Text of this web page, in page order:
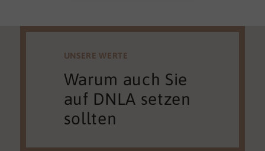
UNSERE WERTE
Warum auch Sie
auf DNLA setzen
sollten